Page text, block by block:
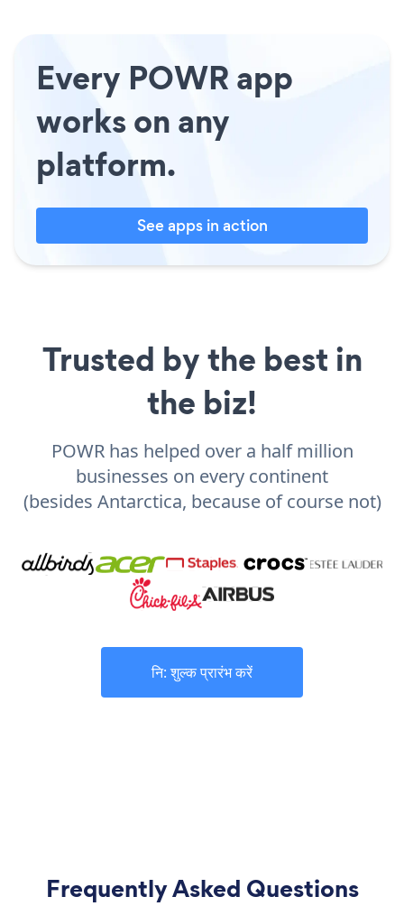
Every POWR app
works on any
platform.
See apps in action
Trusted by the best in
the biz!
POWR has helped over a half million
businesses on every continent
(besides Antarctica, because of course not)
नि: शुल्क प्रारंभ करें
Frequently Asked Questions